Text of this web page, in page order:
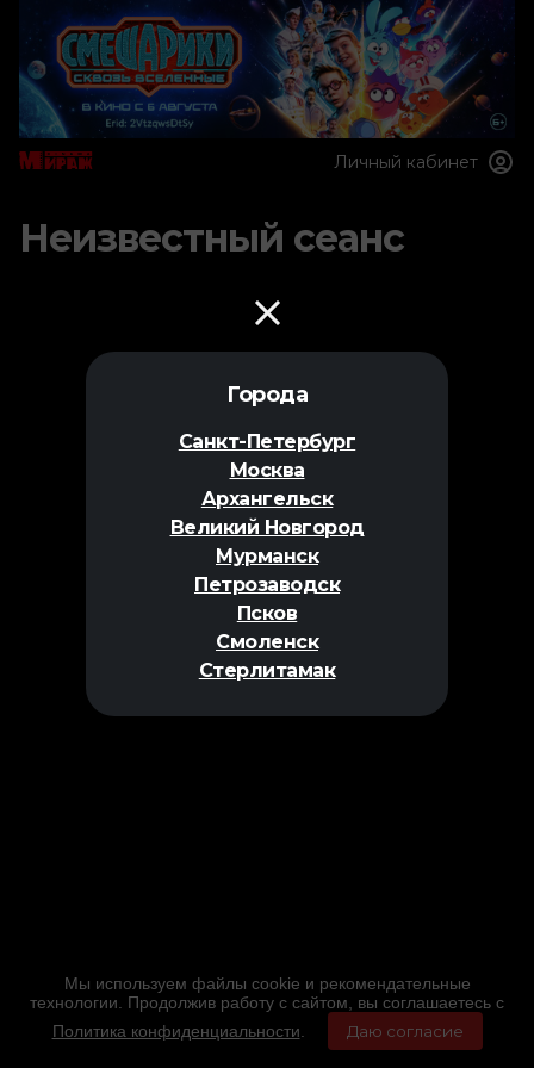
Города
Санкт-Петербург
Москва
Архангельск
Великий Новгород
Мурманск
Петрозаводск
Псков
Смоленск
Стерлитамак
Личный кабинет
Неизвестный сеанс
Мы используем файлы cookie и рекомендательные
технологии. Продолжив работу с сайтом, вы соглашаетесь с
Политика конфиденциальности
Даю согласие